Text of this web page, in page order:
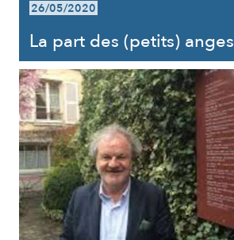
26/05/2020
La part des (petits) anges